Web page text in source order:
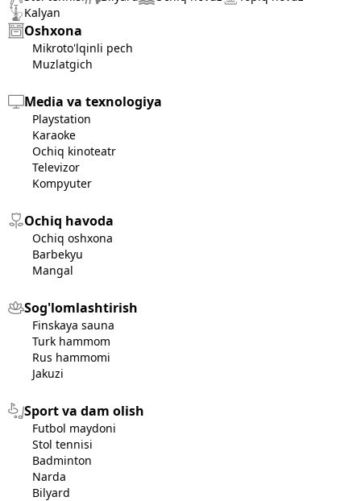
Kalyan
Oshxona
Mikroto'lqinli pech
Muzlatgich
Media va texnologiya
Playstation
Karaoke
Ochiq kinoteatr
Televizor
Kompyuter
Ochiq havoda
Ochiq oshxona
Barbekyu
Mangal
Sog'lomlashtirish
Finskaya sauna
Turk hammom
Rus hammomi
Jakuzi
Sport va dam olish
Futbol maydoni
Stol tennisi
Badminton
Narda
Bilyard